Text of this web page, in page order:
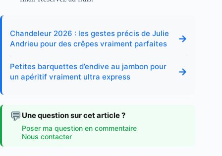
Chandeleur 2026 : les gestes précis de Julie
Andrieu pour des crêpes vraiment parfaites
→
Petites barquettes d’endive au jambon pour
un apéritif vraiment ultra express
→
💬 Une question sur cet article ?
Poser ma question en commentaire
Nous contacter